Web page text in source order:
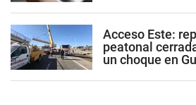
Acceso Este:
peatonal
un choque en